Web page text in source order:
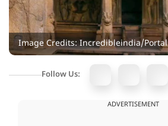
Image Credits: Incredibleindia/Portal
Follow Us:
ADVERTISEMENT